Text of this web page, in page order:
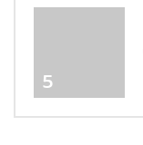
5